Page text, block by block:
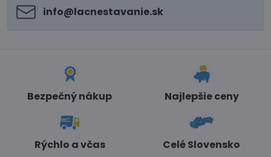
info​@lacnestavanie​.sk
Bezpečný nákup Najlepšie ceny
Rýchlo a včas Celé Slovensko